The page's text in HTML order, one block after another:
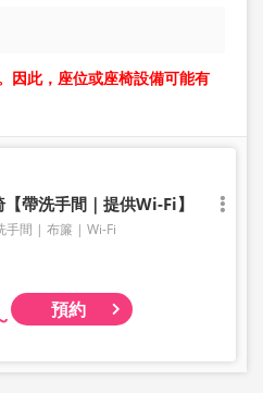
因此，座位或座椅設備可能有
帶洗手間｜提供Wi-Fi】
手間 布簾 Wi-Fi
預約